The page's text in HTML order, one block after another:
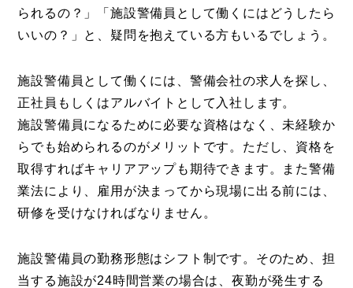
られるの？」「施設警備員として働くにはどうしたら
いいの？」と、疑問を抱えている方もいるでしょう。
施設警備員として働くには、警備会社の求人を探し、
正社員もしくはアルバイトとして入社します。
施設警備員になるために必要な資格はなく、未経験か
らでも始められるのがメリットです。ただし、資格を
取得すればキャリアアップも期待できます。また警備
業法により、雇用が決まってから現場に出る前には、
研修を受けなければなりません。
施設警備員の勤務形態はシフト制です。そのため、担
当する施設が24時間営業の場合は、夜勤が発生する